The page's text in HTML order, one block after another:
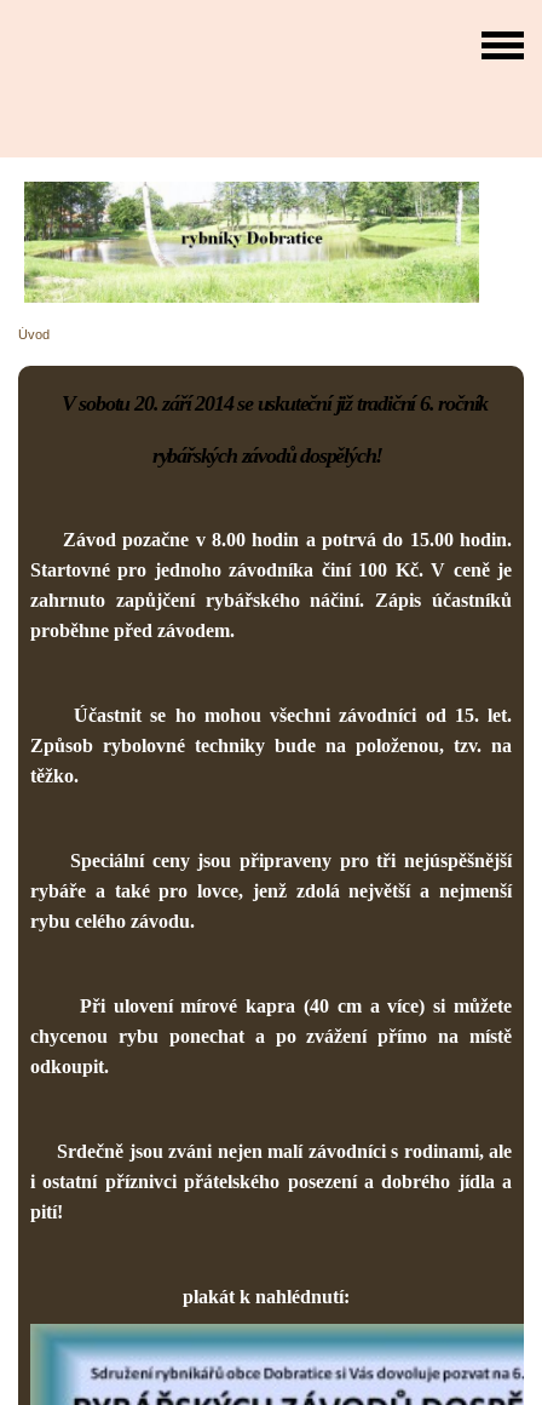
Úvod
V sobotu 20. září 2014 se uskuteční již tradiční 6. ročník
rybářských závodů dospělých!
Závod pozačne v 8.00 hodin a potrvá do 15.00 hodin.
Startovné pro jednoho závodníka činí 100 Kč. V ceně je
zahrnuto zapůjčení rybářského náčiní. Zápis účastníků
proběhne před závodem.
Účastnit se ho mohou všechni závodníci od 15. let.
Způsob rybolovné techniky bude na položenou, tzv. na
těžko.
Speciální ceny jsou připraveny pro tři nejúspěšnější
rybáře a také pro lovce, jenž zdolá největší a nejmenší
rybu celého závodu.
Při ulovení mírové kapra (40 cm a více) si můžete
chycenou rybu ponechat a po zvážení přímo na místě
odkoupit.
Srdečně jsou zváni nejen malí závodníci s rodinami, ale
i ostatní příznivci přátelského posezení a dobrého jídla a
pití!
plakát k nahlédnutí: